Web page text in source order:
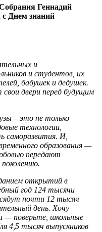
Геннадий
с Днем знаний
и
и студентов, их
бабушек и дедушек.
двери перед будущим
– это не только
технологии,
саморазвития. И,
образования —
передают
открытий в
год 124 тысячи
почти 12 тысяч
день. Хочу
— поверьте, школьные
4,5 тысяч выпускников